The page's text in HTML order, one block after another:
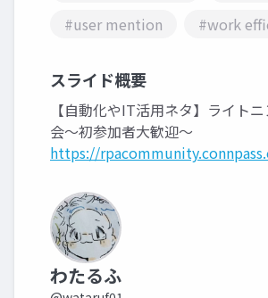
#user mention
#work
スライド概要
【自動化やIT活用ネタ】ライト
会～初参加者大歓迎～
https://
わたるふ